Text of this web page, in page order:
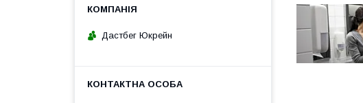
Дастбег Юкрейн